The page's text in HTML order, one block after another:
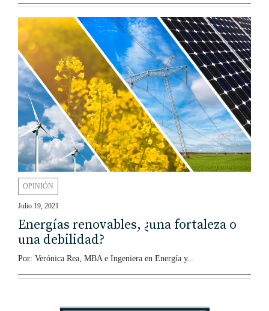
OPINIÓN
Julio 19, 2021
Energías renovables, ¿una fortaleza o
una debilidad?
Por: Verónica Rea, MBA e Ingeniera en Energía y...